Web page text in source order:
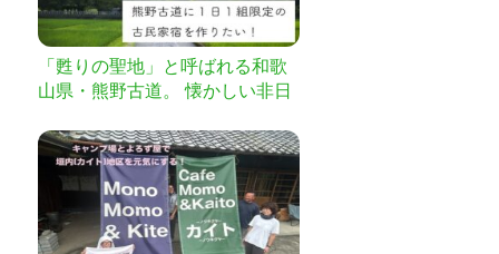
「甦りの聖地」と呼ばれる和歌
山県・熊野古道。 懐かしい非日
す！